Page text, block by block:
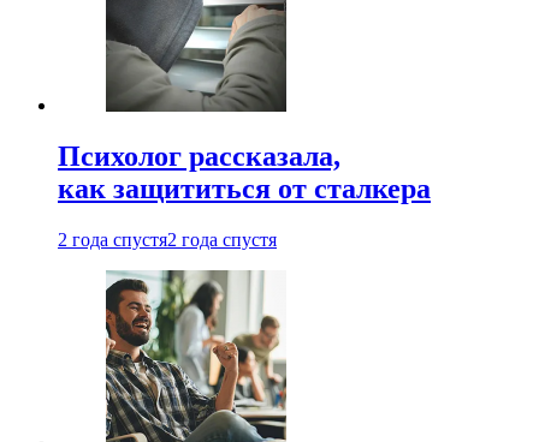
Психолог рассказала,
как защититься от сталкера
2 года спустя2 года спустя